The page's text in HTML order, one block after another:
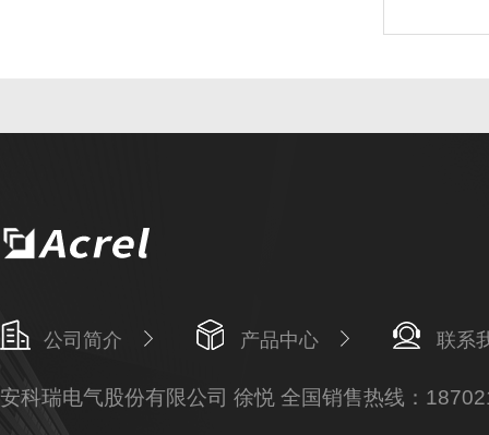
公司简介 产品中心 联系
安科瑞电气股份有限公司 徐悦 全国销售热线：